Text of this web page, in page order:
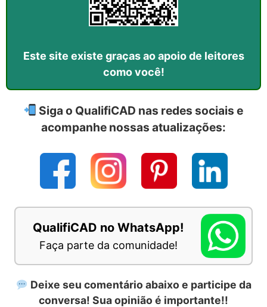
Este site existe graças ao apoio de leitores
como você!
Siga o QualifiCAD nas redes sociais e
acompanhe nossas atualizações:
QualifiCAD no WhatsApp!
Faça parte da comunidade!
Deixe seu comentário abaixo e participe da
conversa! Sua opinião é importante!!